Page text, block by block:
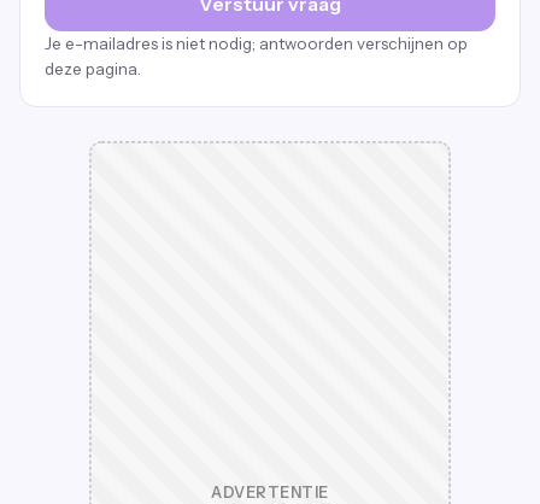
Je e-mailadres is niet nodig; antwoorden verschijnen op
deze pagina.
ADVERTENTIE